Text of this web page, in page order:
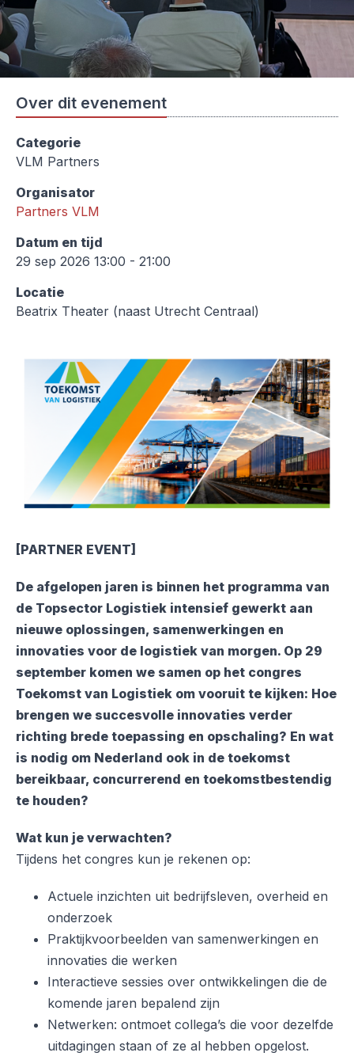
Over dit evenement
Categorie
VLM Partners
Organisator
Partners VLM
Datum en tijd
29 sep 2026 13:00 - 21:00
Locatie
Beatrix Theater (naast Utrecht Centraal)
[PARTNER EVENT]
De afgelopen jaren is binnen het programma van
de Topsector Logistiek intensief gewerkt aan
nieuwe oplossingen, samenwerkingen en
innovaties voor de logistiek van morgen. Op 29
september komen we samen op het congres
Toekomst van Logistiek om vooruit te kijken: Hoe
brengen we succesvolle innovaties verder
richting brede toepassing en opschaling? En wat
is nodig om Nederland ook in de toekomst
bereikbaar, concurrerend en toekomstbestendig
te houden?
Wat kun je verwachten?
Tijdens het congres kun je rekenen op:
Actuele inzichten uit bedrijfsleven, overheid en
onderzoek
Praktijkvoorbeelden van samenwerkingen en
innovaties die werken
Interactieve sessies over ontwikkelingen die de
komende jaren bepalend zijn
Netwerken: ontmoet collega’s die voor dezelfde
uitdagingen staan of ze al hebben opgelost.